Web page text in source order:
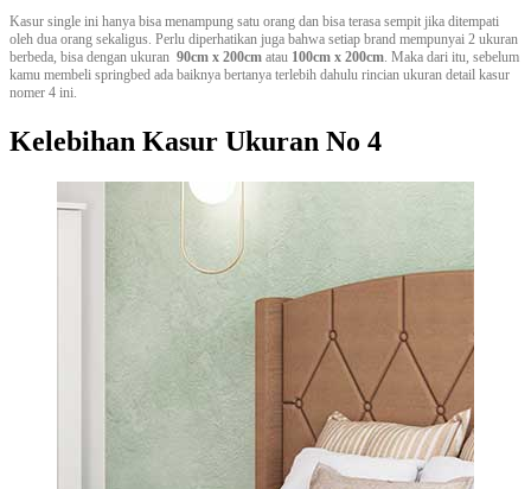
Kasur single ini hanya bisa menampung satu orang dan bisa terasa sempit jika ditempati
oleh dua orang sekaligus. Perlu diperhatikan juga bahwa setiap brand mempunyai 2 ukuran
berbeda, bisa dengan ukuran 90cm x 200cm atau 100cm x 200cm. Maka dari itu, sebelum
kamu membeli springbed ada baiknya bertanya terlebih dahulu rincian ukuran detail kasur
nomer 4 ini.
Kelebihan Kasur Ukuran No 4